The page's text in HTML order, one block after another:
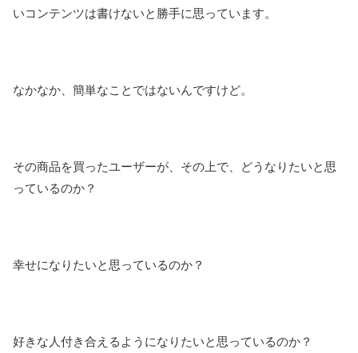
いコンテンツは書けないと勝手に思っています。
なかなか、簡単なことではないんですけど。
その商品を買ったユーザーが、その上で、どうなりたいと思
っているのか？
幸せになりたいと思っているのか？
好きな人付き合えるようになりたいと思っているのか？